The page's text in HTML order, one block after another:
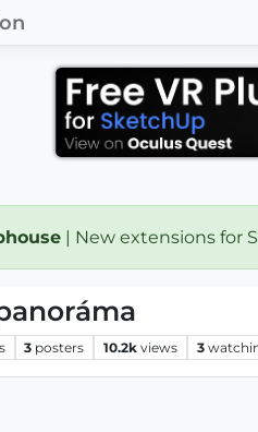
| New extensions for
3 posters 10.2k views 3